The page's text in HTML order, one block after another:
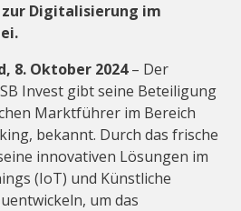
Digitalisierung im
8. Oktober 2024– Der
Invest gibt seine Beteiligung
Marktführer im Bereich
bekannt. Durch das frische
innovativen Lösungen im
(IoT) und Künstliche
um das